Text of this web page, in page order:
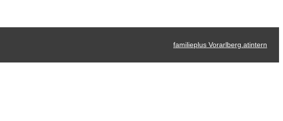
familieplus Vorarlberg.atintern